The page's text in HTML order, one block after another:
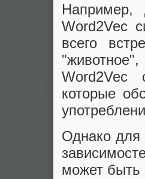
Word2Vec
всего
Word2Vec
которые
Однако для
может быть